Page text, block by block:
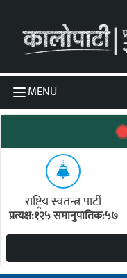
MENU
राष्ट्रिय स्वतन्त्र पार्टी
प्रत्यक्ष:१२५ समानुपातिक:५७